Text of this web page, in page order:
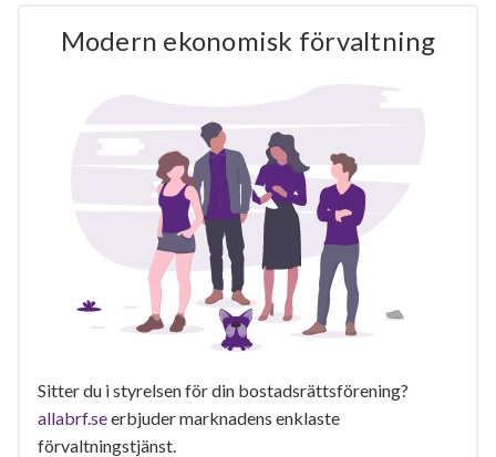
Modern ekonomisk förvaltning
Sitter du i styrelsen för din bostadsrättsförening?
allabrf.seerbjuder marknadens enklaste
förvaltningstjänst.